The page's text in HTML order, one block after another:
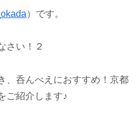
）です。
さい！２
、呑んべえにおすすめ！京都
ご紹介します♪